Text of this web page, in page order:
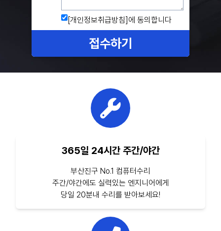
[개인정보취급방침] 에 동의합니다
접수하기
365일 24시간 주간/야간
부산진구 No.1 컴퓨터수리
주간/야간에도 실력있는 엔지니어에게
당일 20분내 수리를 받아보세요!